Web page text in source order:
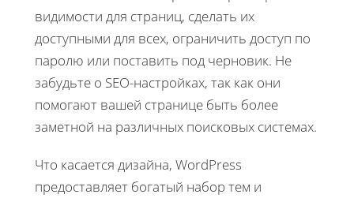
видимости для страниц, сделать их
доступными для всех, ограничить доступ по
паролю или поставить под черновик. Не
забудьте о SEO-настройках, так как они
помогают вашей странице быть более
заметной на различных поисковых системах.
Что касается дизайна, WordPress
предоставляет богатый набор тем и